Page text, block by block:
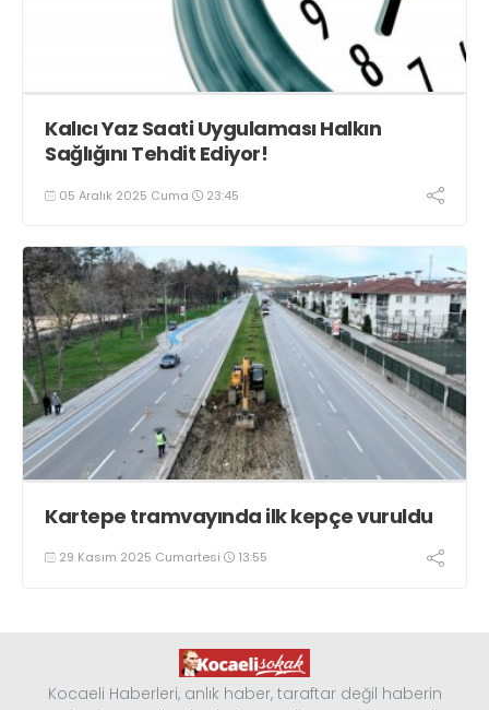
Kalıcı Yaz Saati Uygulaması Halkın
Sağlığını Tehdit Ediyor!
05 Aralık 2025 Cuma 23:45
Kartepe tramvayında ilk kepçe vuruldu
29 Kasım 2025 Cumartesi 13:55
Kocaeli Haberleri, anlık haber, taraftar değil haberin